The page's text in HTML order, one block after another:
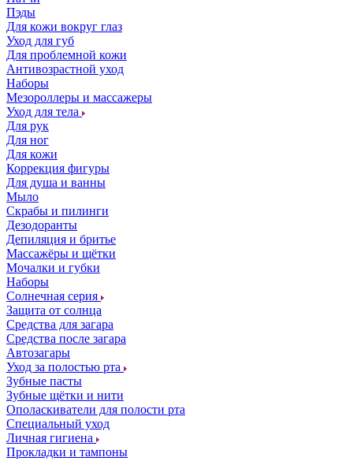
Пэды
Для кожи вокруг глаз
Уход для губ
Для проблемной кожи
Антивозрастной уход
Наборы
Мезороллеры и массажеры
Уход для тела
Для рук
Для ног
Для кожи
Коррекция фигуры
Для душа и ванны
Мыло
Скрабы и пилинги
Дезодоранты
Депиляция и бритье
Массажёры и щётки
Мочалки и губки
Наборы
Солнечная серия
Защита от солнца
Средства для загара
Средства после загара
Автозагары
Уход за полостью рта
Зубные пасты
Зубные щётки и нити
Ополаскиватели для полости рта
Специальный уход
Личная гигиена
Прокладки и тампоны